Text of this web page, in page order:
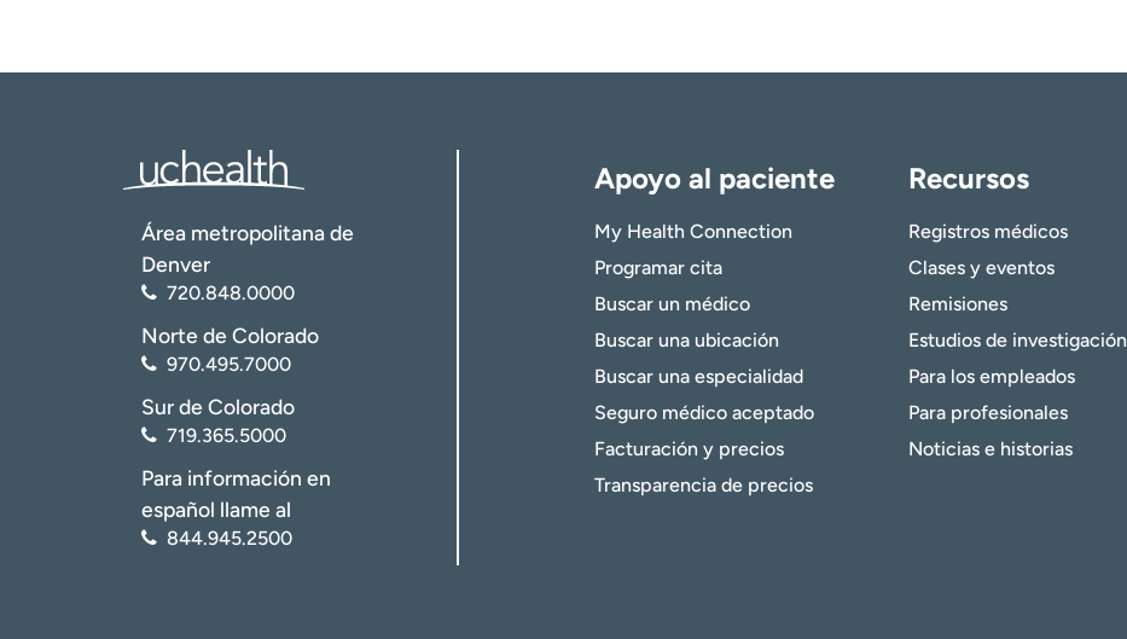
Área metropolitana de
Denver
720.848.0000
Norte de Colorado
970.495.7000
Sur de Colorado
719.365.5000
Para información en
español llame al
844.945.2500
Apoyo al paciente
My Health Connection
Programar cita
Buscar un médico
Buscar una ubicación
Buscar una especialidad
Seguro médico aceptado
Facturación y precios
Transparencia de precios
Recursos
Registros médicos
Clases y eventos
Remisiones
Estudios de investigación
Para los empleados
Para profesionales
Noticias e historias